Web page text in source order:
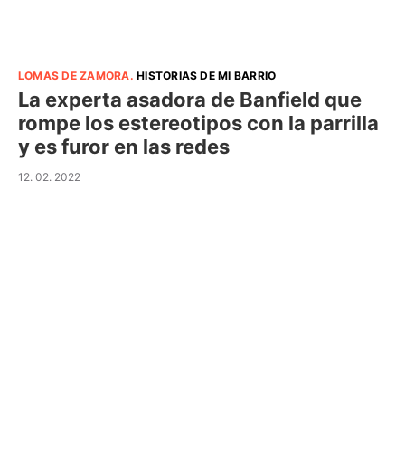
LOMAS DE ZAMORA.HISTORIAS DE MI BARRIO
La experta asadora de Banfield que
rompe los estereotipos con la parrilla
y es furor en las redes
12. 02. 2022